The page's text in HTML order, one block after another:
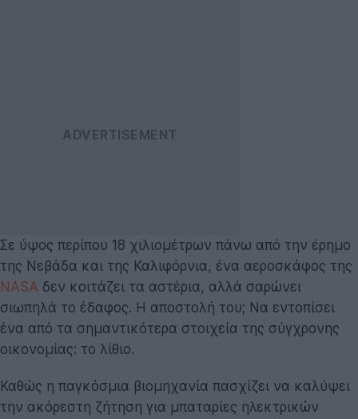
Σε ύψος περίπου 18 χιλιομέτρων πάνω από την έρημο
της Νεβάδα και της Καλιφόρνια, ένα αεροσκάφος της
NASA δεν κοιτάζει τα αστέρια, αλλά σαρώνει
σιωπηλά το έδαφος. Η αποστολή του; Να εντοπίσει
ένα από τα σημαντικότερα στοιχεία της σύγχρονης
οικονομίας: το λίθιο.
Καθώς η παγκόσμια βιομηχανία πασχίζει να καλύψει
την ακόρεστη ζήτηση για μπαταρίες ηλεκτρικών